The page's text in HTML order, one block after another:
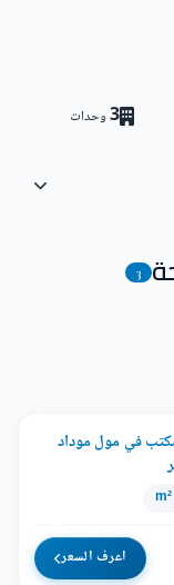
3وحدات
3
احجز مكتب في مول موداد
اعرف السعر